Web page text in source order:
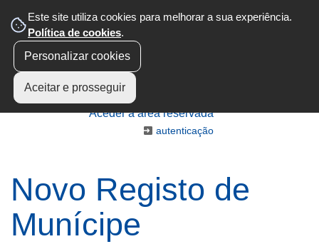
Este site utiliza cookies para melhorar a sua experiência.
Política de cookies.
Personalizar cookies
Aceitar e prosseguir
Aceder à área reservada
autenticação
Novo Registo de
Munícipe